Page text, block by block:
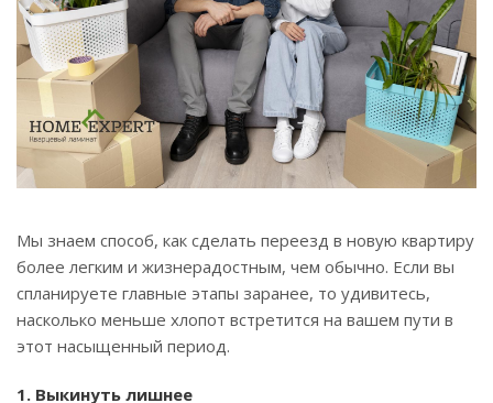
Мы знаем способ, как сделать переезд в новую квартиру
более легким и жизнерадостным, чем обычно. Если вы
спланируете главные этапы заранее, то удивитесь,
насколько меньше хлопот встретится на вашем пути в
этот насыщенный период.
1. Выкинуть лишнее